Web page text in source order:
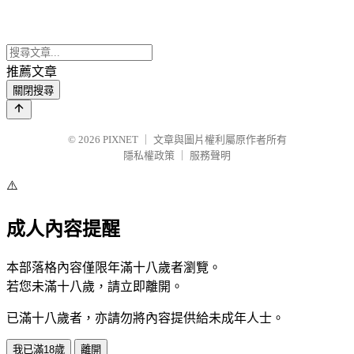
推薦文章
關閉搜尋
© 2026 PIXNET
文章與圖片權利屬原作者所有
隱私權政策
服務聲明
⚠️
成人內容提醒
本部落格內容僅限年滿十八歲者瀏覽。
若您未滿十八歲，請立即離開。
已滿十八歲者，亦請勿將內容提供給未成年人士。
我已滿18歲 離開